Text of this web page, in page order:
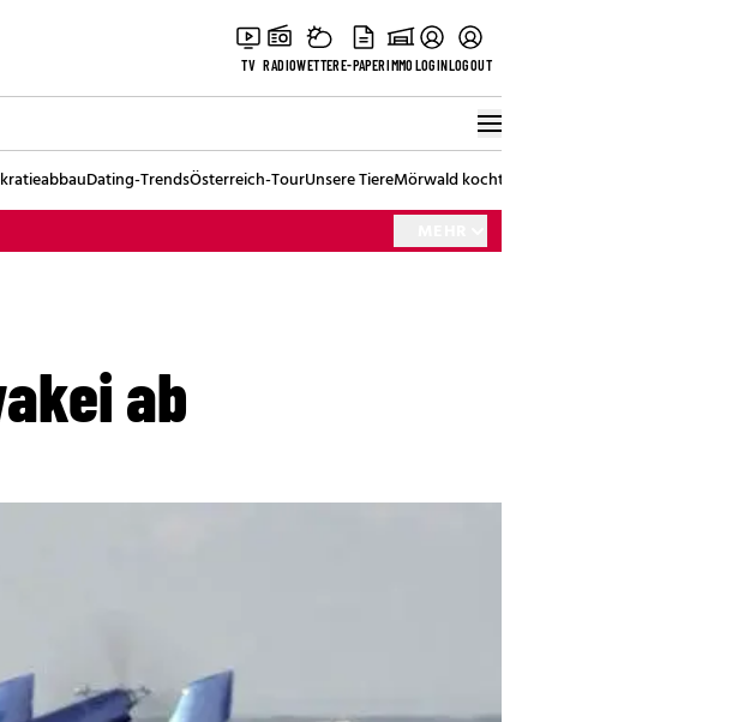
TV RADIOWETTERE-PAPERIMMOLOGINLOGOUT
Dating-TrendsÖsterreich-TourUnsere TiereMörwald kocht
ab